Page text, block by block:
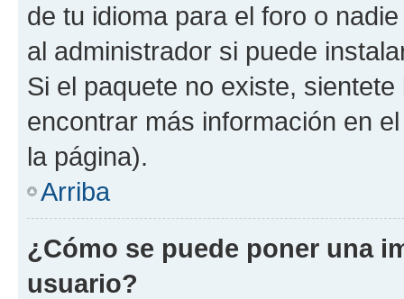
de tu idioma para el foro o
al administrador si puede
Si el paquete no existe,
encontrar más información en
la página).
Arriba
¿Cómo se puede poner una
usuario?